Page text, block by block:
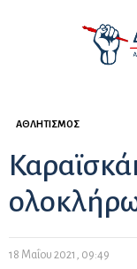
ΑΘΛΗΤΙΣΜΌΣ
18 Μαΐου 2021, 09:49